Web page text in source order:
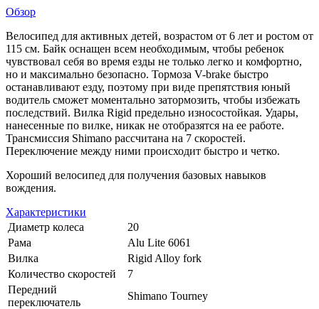
Обзор
Велосипед для активных детей, возрастом от 6 лет и ростом от
115 см. Байк оснащен всем необходимым, чтобы ребенок
чувствовал себя во время езды не только легко и комфортно,
но и максимально безопасно. Тормоза V-brake быстро
останавливают езду, поэтому при виде препятствия юный
водитель сможет моментально затормозить, чтобы избежать
последствий. Вилка Rigid предельно износостойкая. Удары,
нанесенные по вилке, никак не отобразятся на ее работе.
Трансмиссия Shimano рассчитана на 7 скоростей.
Переключение между ними происходит быстро и четко.
Хороший велосипед для получения базовых навыков
вождения.
Характеристики
Диаметр колеса
20
Рама
Alu Lite 6061
Вилка
Rigid Alloy fork
Количество скоростей
7
Передний
переключатель
Shimano Tourney